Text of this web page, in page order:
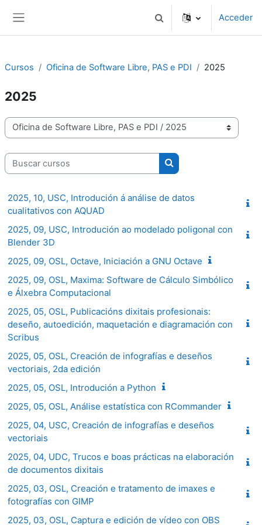
Alternar a entrada de
Acceder
Cursos Oficina de Software Libre, PAS e PDI 2025
2025
Categorías de cursos
Buscar cursos
Buscar cursos
2025, 10, USC, Introdución á análise de datos
cualitativos con AQUAD
2025, 09, USC, Introdución ao modelado poligonal con
Blender 3D
2025, 09, OSL, Octave, Iniciación a GNU Octave
2025, 09, OSL, Maxima: Software de Cálculo Simbólico
e Álxebra Computacional
2025, 05, OSL, Publicacións dixitais profesionais:
deseño, autoedición, maquetación e diagramación con
Scribus
2025, 05, OSL, Creación de infografías e deseños
vectoriais, 2da edición
2025, 05, OSL, Introdución a Python
2025, 05, OSL, Análise estatística con RCommander
2025, 04, USC, Creación de infografías e deseños
vectoriais
2025, 04, UDC, Trucos e boas prácticas na elaboración
de documentos dixitais
2025, 03, OSL, Creación e tratamento de imaxes e
fotografías con GIMP
2025, 03, OSL, Captura e edición de vídeo con OBS